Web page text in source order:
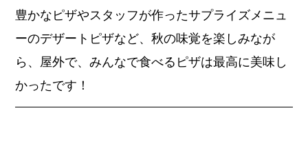
豊かなピザやスタッフが作ったサプライズメニュ
ーのデザートピザなど、秋の味覚を楽しみなが
ら、屋外で、みんなで食べるピザは最高に美味し
かったです！